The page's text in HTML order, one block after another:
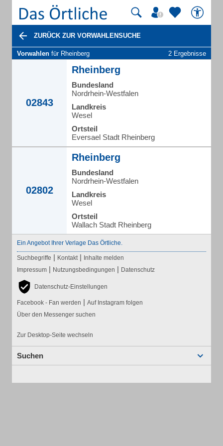
ZURÜCK ZUR VORWAHLENSUCHE
Vorwahlen für Rheinberg 2 Ergebnisse
02843
Rheinberg
Bundesland
Nordrhein-Westfalen
Landkreis
Wesel
Ortsteil
Eversael Stadt Rheinberg
02802
Rheinberg
Bundesland
Nordrhein-Westfalen
Landkreis
Wesel
Ortsteil
Wallach Stadt Rheinberg
Ein Angebot Ihrer Verlage Das Örtliche.
Suchbegriffe | Kontakt | Inhalte melden
Impressum | Nutzungsbedingungen | Datenschutz
Datenschutz-Einstellungen
Facebook - Fan werden | Auf Instagram folgen
Über den Messenger suchen
Zur Desktop-Seite wechseln
Suchen